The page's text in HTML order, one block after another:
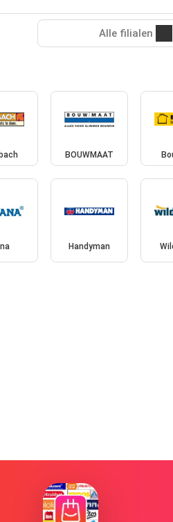
Alle filialen
BOUWMAAT
Handyman